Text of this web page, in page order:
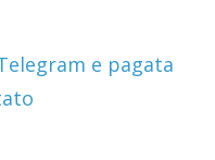
e pagata